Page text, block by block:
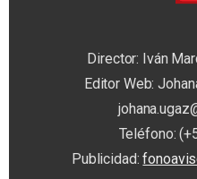
Director: Iván
Editor Web:
Teléfono:
Publicidad: